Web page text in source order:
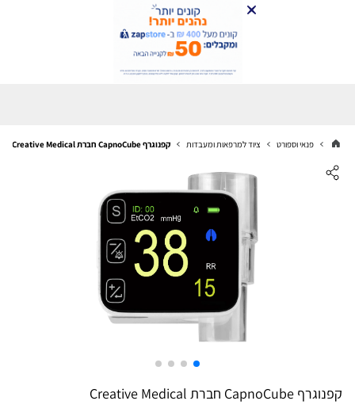
פנאי וספורט ציוד למרפאות ומעבדות קפנוגרף CapnoCube חברת Creative Medical
קפנוגרף CapnoCube חברת Creative Medical